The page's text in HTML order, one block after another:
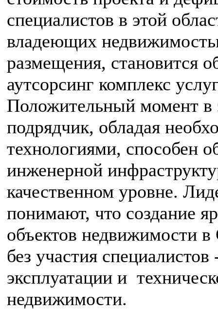
специалистов в этой
владеющих
размещения, становится
аутсорсинг комплекс
Положительный момент в
подрядчик, обладая
технологиями, способен
инженерной
качественном уровне.
понимают, что создание
объектов недвижимости
без участия
эксплуатации и
недвижимости.